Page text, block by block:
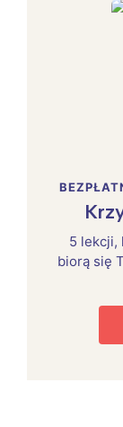
5 lekcji,
biorą się